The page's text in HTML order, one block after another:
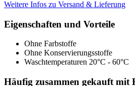
Weitere Infos zu Versand & Lieferung
Eigenschaften und Vorteile
Ohne Farbstoffe
Ohne Konservierungsstoffe
Waschtemperaturen 20°C - 60°C
Häufig zusammen gekauft mit